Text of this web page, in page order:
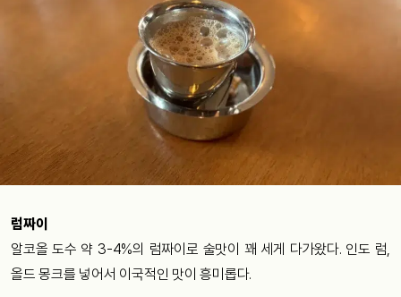
럼짜이
알코올 도수 약 3-4%의 럼짜이로 술맛이 꽤 세게 다가왔다. 인도 럼,
올드 몽크를 넣어서 이국적인 맛이 흥미롭다.